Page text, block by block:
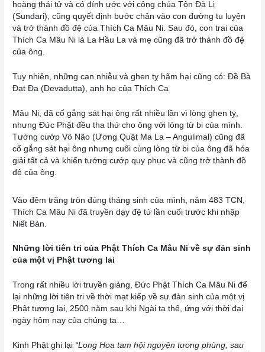
hoàng thái tử và có đính ước với công chúa Tôn Đà Lị
(Sundari), cũng quyết định bước chân vào con đường tu luyện
và trở thành đồ đệ của Thích Ca Mâu Ni. Sau đó, con trai của
Thích Ca Mâu Ni là La Hầu La và mẹ cũng đã trở thành đồ đệ
của ông.
Tuy nhiên, những can nhiễu và ghen tỵ hãm hại cũng có: Đề Bà
Đạt Đa (Devadutta), anh họ của Thích Ca
Mâu Ni, đã cố gắng sát hại ông rất nhiều lần vì lòng ghen tỵ,
nhưng Đức Phật đều tha thứ cho ông với lòng từ bi của mình.
Tướng cướp Vô Não (Ương Quật Ma La – Angulimal) cũng đã
cố gắng sát hại ông nhưng cuối cùng lòng từ bi của ông đã hóa
giải tất cả và khiến tướng cướp quy phục và cũng trở thành đồ
đệ của ông.
Vào đêm trăng tròn đúng tháng sinh của mình, năm 483 TCN,
Thích Ca Mâu Ni đã truyền dạy đệ tử lần cuối trước khi nhập
Niết Bàn.
Những lời tiên tri của Phật Thích Ca Mâu Ni về sự đản sinh
của một vị Phật tương lai
Trong rất nhiều lời truyền giảng, Đức Phật Thích Ca Mâu Ni để
lại những lời tiên tri về thời mạt kiếp về sự đản sinh của một vị
Phật tương lai, 2500 năm sau khi Ngài tạ thế, ứng với thời đại
ngày hôm nay của chúng ta…
Kinh Phật ghi lại “Long Hoa tam hội nguyện tương phùng, sau